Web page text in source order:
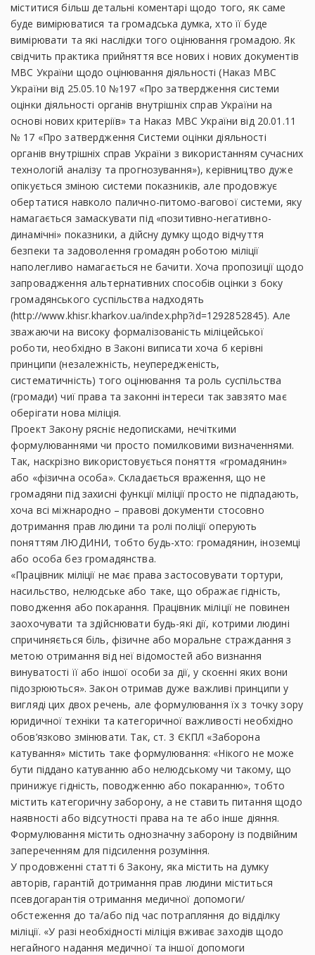
міститися більш детальні коментарі щодо того, як саме
буде вимірюватися та громадська думка, хто її буде
вимірювати та які наслідки того оцінювання громадою. Як
свідчить практика прийняття все нових і нових документів
МВС України щодо оцінювання діяльності (Наказ МВС
України від 25.05.10 №197 «Про затвердження системи
оцінки діяльності органів внутрішніх справ України на
основі нових критеріїв» та Наказ МВС України від 20.01.11
№ 17 «Про затвердження Системи оцінки діяльності
органів внутрішніх справ України з використанням сучасних
технологій аналізу та прогнозування»), керівництво дуже
опікується зміною системи показників, але продовжує
обертатися навколо палично-питомо-вагової системи, яку
намагається замаскувати під «позитивно-негативно-
динамічні» показники, а дійсну думку щодо відчуття
безпеки та задоволення громадян роботою міліції
наполегливо намагається не бачити. Хоча пропозиції щодо
запровадження альтернативних способів оцінки з боку
громадянського суспільства надходять
(http://www.khisr.kharkov.ua/index.php?id=1292852845). Але
зважаючи на високу формалізованість міліцейської
роботи, необхідно в Законі виписати хоча б керівні
принципи (незалежність, неупередженість,
систематичність) того оцінювання та роль суспільства
(громади) чиї права та законні інтереси так завзято має
оберігати нова міліція.
Проект Закону рясніє недописками, нечіткими
формулюваннями чи просто помилковими визначеннями.
Так, наскрізно використовується поняття «громадянин»
або «фізична особа». Складається враження, що не
громадяни під захисні функції міліції просто не підпадають,
хоча всі міжнародно – правові документи стосовно
дотримання прав людини та ролі поліції оперують
поняттям ЛЮДИНИ, тобто будь-хто: громадянин, іноземці
або особа без громадянства.
«Працівник міліції не має права застосовувати тортури,
насильство, нелюдське або таке, що ображає гідність,
поводження або покарання. Працівник міліції не повинен
заохочувати та здійснювати будь-які дії, котрими людині
спричиняється біль, фізичне або моральне страждання з
метою отримання від неї відомостей або визнання
винуватості її або іншої особи за дії, у скоєнні яких вони
підозрюються». Закон отримав дуже важливі принципи у
вигляді цих двох речень, але формулювання їх з точку зору
юридичної техніки та категоричної важливості необхідно
обов’язково змінювати. Так, ст. 3 ЄКПЛ «Заборона
катування» містить таке формулювання: «Нікого не може
бути піддано катуванню або нелюдському чи такому, що
принижує гідність, поводженню або покаранню», тобто
містить категоричну заборону, а не ставить питання щодо
наявності або відсутності права на те або інше діяння.
Формулювання містить однозначну заборону із подвійним
запереченням для підсилення розуміння.
У продовженні статті 6 Закону, яка містить на думку
авторів, гарантій дотримання прав людини міститься
псевдогарантія отримання медичної допомоги/
обстеження до та/або під час потрапляння до відділку
міліції. «У разі необхідності міліція вживає заходів щодо
негайного надання медичної та іншої допомоги